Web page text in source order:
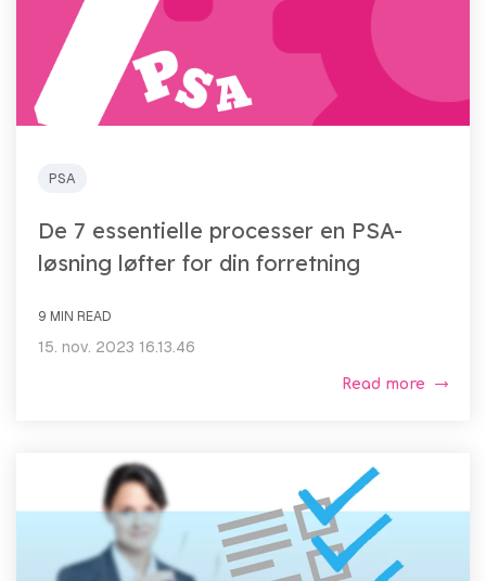
PSA
De 7 essentielle processer en PSA-
løsning løfter for din forretning
9 MIN READ
15. nov. 2023 16.13.46
Read more